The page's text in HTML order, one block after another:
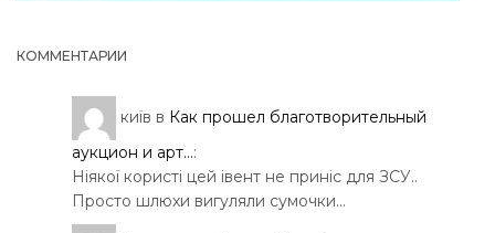
КОММЕНТАРИИ
київ в Как прошел благотворительный
аукцион и арт...:
Ніякої користі цей івент не приніс для ЗСУ..
Просто шлюхи вигуляли сумочки…